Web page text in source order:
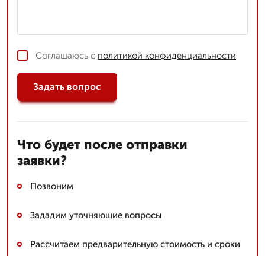
Соглашаюсь с политикой конфиденциальности
Задать вопрос
Что будет после отправки
заявки?
Позвоним
Зададим уточняющие вопросы
Рассчитаем предварительную стоимость и сроки